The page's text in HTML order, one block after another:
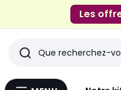
Les
Rechercher
Derniers